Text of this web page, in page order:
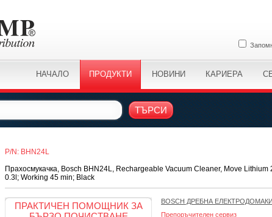
НАЧАЛО ПРОДУКТИ НОВИНИ КАРИЕРА
ТЪРСИ
P/N: BHN24L
Прахосмукачка, Bosch BHN24L, Rechargeable Vacuum Cleaner, Move
0.3l; Working 45 min; Black
ПРАКТИЧЕН ПОМОЩНИК ЗА
BOSCH ДРЕБНА
Препоръчителен сервиз